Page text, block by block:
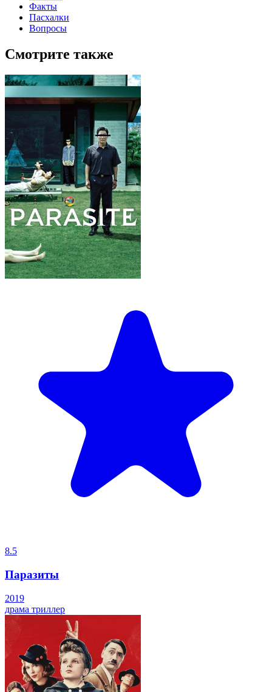
Факты
Пасхалки
Вопросы
Смотрите также
8.5
Паразиты
2019
драма триллер